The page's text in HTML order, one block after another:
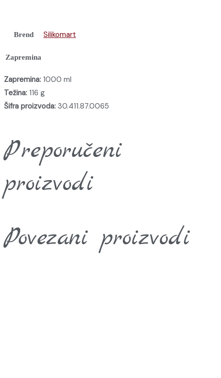
Brend Silikomart
Zapremina
Zapremina: 1000 ml
Težina: 116 g
Šifra proizvoda: 30.411.87.0065
Preporučeni
proizvodi
Povezani proizvodi